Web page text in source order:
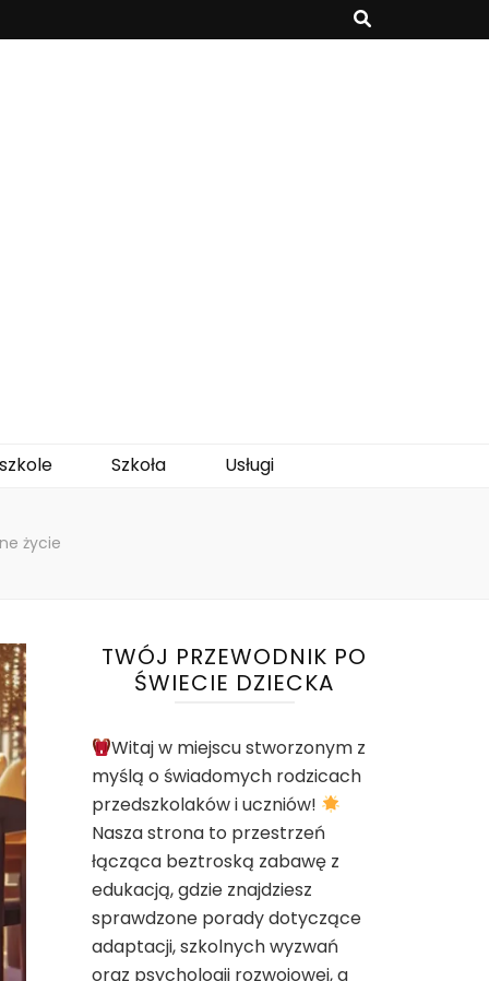
Szkoła Usługi
życie
TWÓJ PRZEWODNIK PO
ŚWIECIE DZIECKA
Witaj w miejscu stworzonym z
myślą o świadomych rodzicach
przedszkolaków i uczniów!
Nasza strona to przestrzeń
łącząca beztroską zabawę z
edukacją, gdzie znajdziesz
sprawdzone porady dotyczące
adaptacji, szkolnych wyzwań
oraz psychologii rozwojowej, a